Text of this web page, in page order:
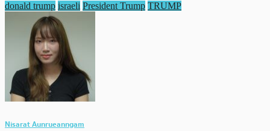
donald trump israeli President Trump TRUMP
Nisarat Aunrueanngam